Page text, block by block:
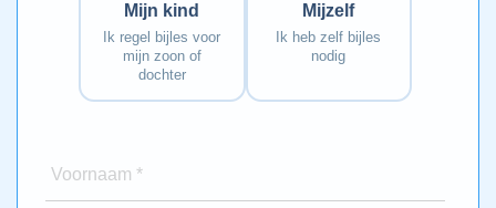
Mijn kind
Ik regel bijles voor
mijn zoon of
dochter
Mijzelf
Ik heb zelf bijles
nodig
Voornaam *